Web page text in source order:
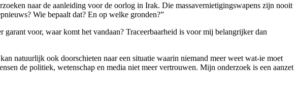
naar de aanleiding voor de oorlog in Irak. Die massavernietigingswapens zijn nooit
Wie bepaalt dat? En op welke gronden?”
voor, waar komt het vandaan? Traceerbaarheid is voor mij belangrijker dan
natuurlijk ook doorschieten naar een situatie waarin niemand meer weet wat-ie moet
de politiek, wetenschap en media niet meer vertrouwen. Mijn onderzoek is een aanzet